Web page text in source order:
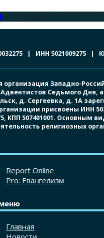
| ИНН 5021009275 |
организация Западно-
Седьмого Дня,
д. Сергеевка, д. 1А
присвоены ИНН
КПП 507401001. Основным
религиозных
Report Online
Pro: Евангелизм
Главная